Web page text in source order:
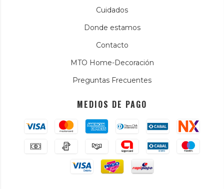
Cuidados
Donde estamos
Contacto
MTO Home-Decoración
Preguntas Frecuentes
MEDIOS DE PAGO